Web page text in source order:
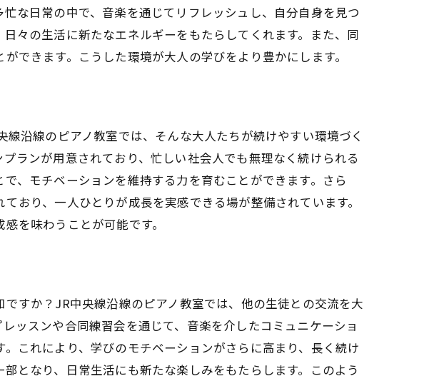
で大人が通うピアノ教室
ン
ム
の新しい楽しみ方
な日常の中で、音楽を通じてリフレッシュし、自分自身を見つ
々の生活に新たなエネルギーをもたらしてくれます。また、同
できます。こうした環境が大人の学びをより豊かにします。
沿線のピアノ教室では、そんな大人たちが続けやすい環境づく
ランが用意されており、忙しい社会人でも無理なく続けられる
、モチベーションを維持する力を育むことができます。さら
おり、一人ひとりが成長を実感できる場が整備されています。
を味わうことが可能です。
すか？JR中央線沿線のピアノ教室では、他の生徒との交流を大
ッスンや合同練習会を通じて、音楽を介したコミュニケーショ
これにより、学びのモチベーションがさらに高まり、長く続け
となり、日常生活にも新たな楽しみをもたらします。このよう